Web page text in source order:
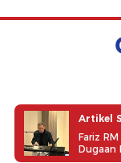
Redaksi
Info
Artikel
Fariz
Dugaan